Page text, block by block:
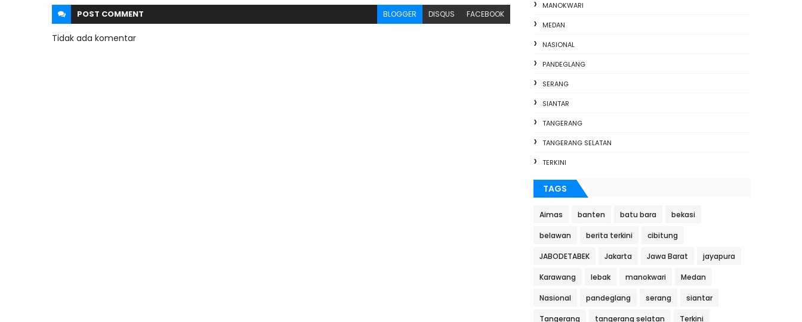
POST COMMENT BLOGGER DISQUS FACEBOOK
Tidak ada komentar
MANOKWARI
MEDAN
NASIONAL
PANDEGLANG
SERANG
SIANTAR
TANGERANG
TANGERANG SELATAN
TERKINI
TAGS
Aimas banten batu bara bekasi
belawan berita terkini cibitung
JABODETABEK Jakarta Jawa Barat jayapura
Karawang lebak manokwari Medan
Nasional pandeglang serang siantar
Tangerang tangerang selatan Terkini